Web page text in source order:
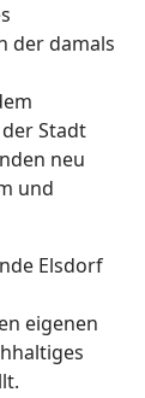
der damals
Stadt
neu
und
Elsdorf
eigenen
.